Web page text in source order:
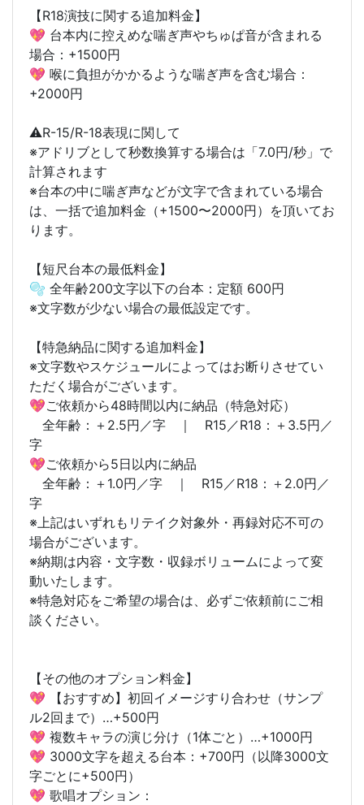
【R18演技に関する追加料金】
💖 台本内に控えめな喘ぎ声やちゅぱ音が含まれる
場合：+1500円
💖 喉に負担がかかるような喘ぎ声を含む場合：
+2000円
⚠️R-15/R-18表現に関して
※アドリブとして秒数換算する場合は「7.0円/秒」で
計算されます
※台本の中に喘ぎ声などが文字で含まれている場合
は、一括で追加料金（+1500〜2000円）を頂いてお
ります。
【短尺台本の最低料金】
🫧 全年齢200文字以下の台本：定額 600円
※文字数が少ない場合の最低設定です。
【特急納品に関する追加料金】
※文字数やスケジュールによってはお断りさせてい
ただく場合がございます。
💖ご依頼から48時間以内に納品（特急対応）
全年齢：＋2.5円／字 ｜ R15／R18：＋3.5円／
字
💖ご依頼から5日以内に納品
全年齢：＋1.0円／字 ｜ R15／R18：＋2.0円／
字
※上記はいずれもリテイク対象外・再録対応不可の
場合がございます。
※納期は内容・文字数・収録ボリュームによって変
動いたします。
※特急対応をご希望の場合は、必ずご依頼前にご相
談ください。
【その他のオプション料金】
💖 【おすすめ】初回イメージすり合わせ（サンプ
ル2回まで）…+500円
💖 複数キャラの演じ分け（1体ごと）…+1000円
💖 3000文字を超える台本：+700円（以降3000文
字ごとに+500円）
💖 歌唱オプション：